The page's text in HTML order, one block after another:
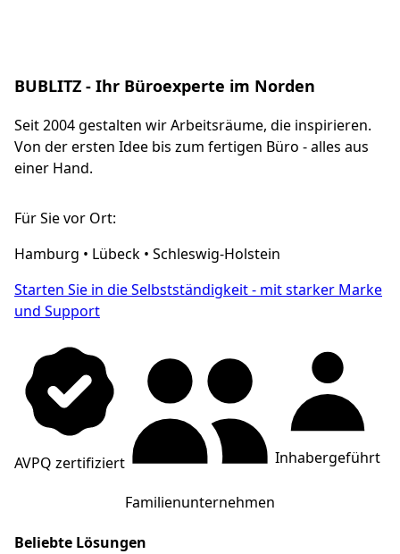
BUBLITZ - Ihr Büroexperte im Norden
Seit 2004 gestalten wir Arbeitsräume, die inspirieren.
Von der ersten Idee bis zum fertigen Büro - alles aus
einer Hand.
Für Sie vor Ort:
Hamburg • Lübeck • Schleswig-Holstein
Starten Sie in die Selbstständigkeit - mit starker Marke
und Support
AVPQ zertifiziert
Familienunternehmen
Inhabergeführt
Beliebte Lösungen